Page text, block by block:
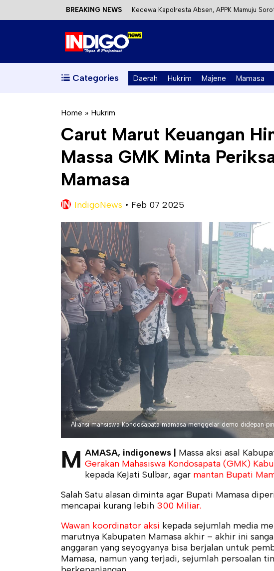
BREAKING NEWS Mahasiswa KKN-T Unhas Terapkan Papan
Satu DPO Pengeroyokan SPBU Tapalang
Kecewa Kapolresta Absen, APPK Mamuju
Categories Daerah Hukrim Majene Mamasa
Home » Hukrim
Carut Marut Keuangan
Massa GMK Minta
Mamasa
IndigoNews • Feb 07 2025
Aliansi mahsiswa Kondosapata mamasa menggelar demo didepan
M AMASA, indigonews |
Massa aksi asal
Gerakan Mahasiswa Kondosapata (GMK)
kepada Kejati Sulbar, agar mantan Bupati
Salah Satu alasan diminta agar Bupati Mamasa
mencapai kurang lebih 300 Miliar.
Wawan koordinator aksi kepada sejumlah media
marutnya Kabupaten Mamasa akhir – akhir ini
anggaran yang seyogyanya bisa berjalan untuk
Mamasa, namun yang terjadi, sejumlah persoalan